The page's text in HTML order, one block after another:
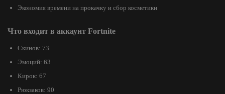
Экономия времени на прокачку и сбор косметики
Что входит в аккаунт Fortnite
Скинов: 73
Эмоций: 63
Кирок: 67
Рюкзаков: 90